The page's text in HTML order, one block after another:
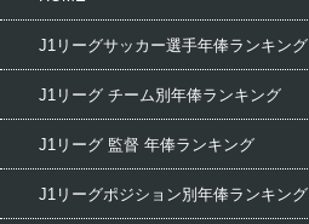
J1リーグサッカー選手年俸ランキング
J1リーグ チーム別年俸ランキング
J1リーグ 監督 年俸ランキング
J1リーグポジション別年俸ランキング